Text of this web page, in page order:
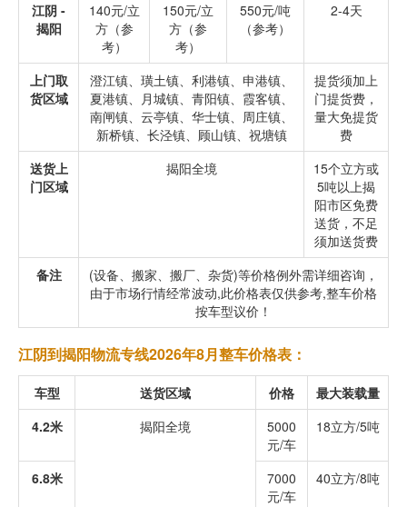
江阴 -
揭阳
140元/立
方（参
考）
150元/立
方（参
考）
550元/吨
（参考）
2-4天
上门取
货区域
澄江镇、璜土镇、利港镇、申港镇、
夏港镇、月城镇、青阳镇、霞客镇、
南闸镇、云亭镇、华士镇、周庄镇、
新桥镇、长泾镇、顾山镇、祝塘镇
提货须加上
门提货费，
量大免提货
费
送货上
门区域
揭阳全境
15个立方或
5吨以上揭
阳市区免费
送货，不足
须加送货费
备注
(设备、搬家、搬厂、杂货)等价格例外需详细咨询，
由于市场行情经常波动,此价格表仅供参考,整车价格
按车型议价！
江阴到揭阳物流专线2026年8月整车价格表：
车型 送货区域 价格
最大装载量
4.2米
揭阳全境
5000
元/车
18立方/5吨
6.8米
7000
元/车
40立方/8吨